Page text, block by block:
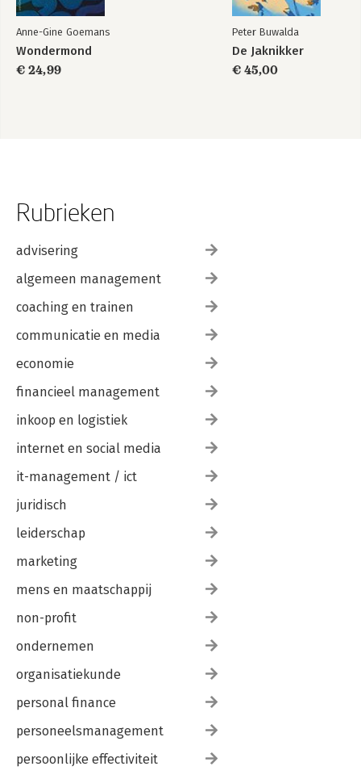
Anne-Gine Goemans
Wondermond
€ 24,99
Peter Buwalda
De Jaknikker
€ 45,00
Rubrieken
advisering
algemeen management
coaching en trainen
communicatie en media
economie
financieel management
inkoop en logistiek
internet en social media
it-management / ict
juridisch
leiderschap
marketing
mens en maatschappij
non-profit
ondernemen
organisatiekunde
personal finance
personeelsmanagement
persoonlijke effectiviteit